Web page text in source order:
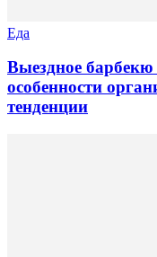
Еда
Выездное
особенности
тенденции